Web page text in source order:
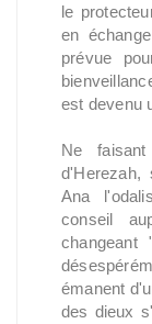
le
en
prévue
est devenu
Ne
d'Herezah,
Ana
conseil
émanent
des dieux